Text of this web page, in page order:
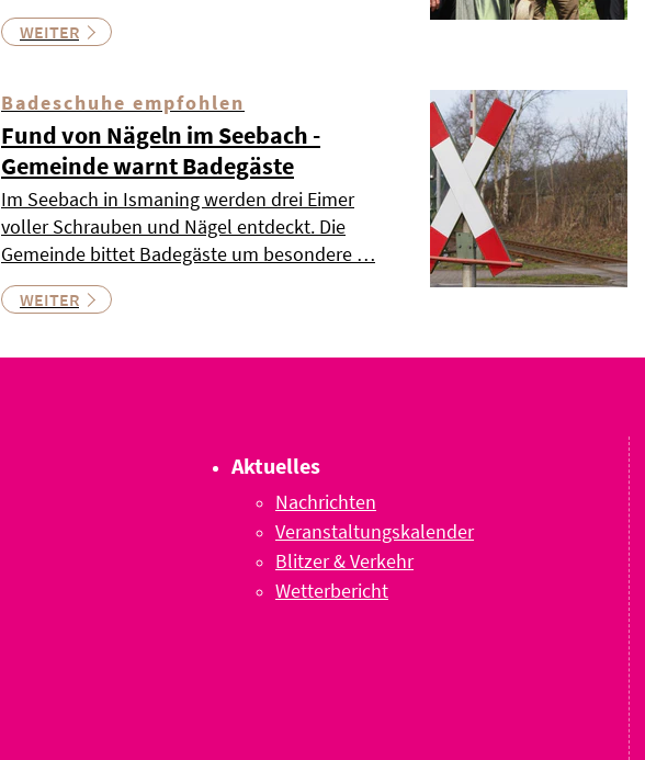
WEITER
Badeschuhe empfohlen
Fund von Nägeln im Seebach -
Gemeinde warnt Badegäste
Im Seebach in Ismaning werden drei Eimer
voller Schrauben und Nägel entdeckt. Die
Gemeinde bittet Badegäste um besondere …
WEITER
Aktuelles
Nachrichten
Veranstaltungskalender
Blitzer & Verkehr
Wetterbericht